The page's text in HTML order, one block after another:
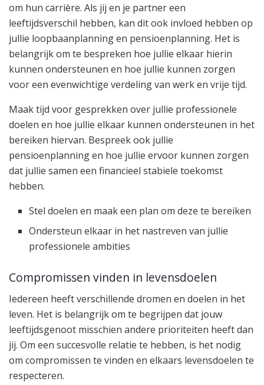
om hun carrière. Als jij en je partner een
leeftijdsverschil hebben, kan dit ook invloed hebben op
jullie loopbaanplanning en pensioenplanning. Het is
belangrijk om te bespreken hoe jullie elkaar hierin
kunnen ondersteunen en hoe jullie kunnen zorgen
voor een evenwichtige verdeling van werk en vrije tijd.
Maak tijd voor gesprekken over jullie professionele
doelen en hoe jullie elkaar kunnen ondersteunen in het
bereiken hiervan. Bespreek ook jullie
pensioenplanning en hoe jullie ervoor kunnen zorgen
dat jullie samen een financieel stabiele toekomst
hebben.
Stel doelen en maak een plan om deze te bereiken
Ondersteun elkaar in het nastreven van jullie
professionele ambities
Compromissen vinden in levensdoelen
Iedereen heeft verschillende dromen en doelen in het
leven. Het is belangrijk om te begrijpen dat jouw
leeftijdsgenoot misschien andere prioriteiten heeft dan
jij. Om een succesvolle relatie te hebben, is het nodig
om compromissen te vinden en elkaars levensdoelen te
respecteren.